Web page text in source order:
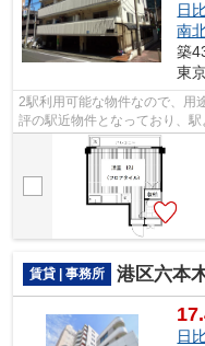
日
南
築
東
2駅利用可能な物件なので、用
評の駅近物件となっており、駅
賃貸 | 事務所 港区六本
日